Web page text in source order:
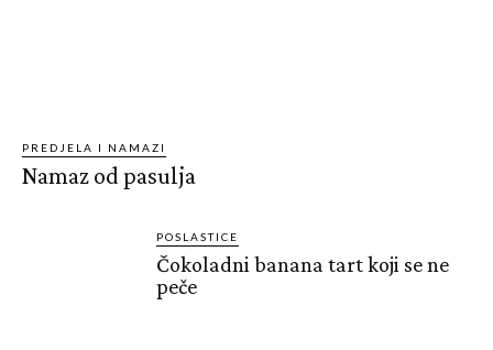
PREDJELA I NAMAZI
Namaz od pasulja
POSLASTICE
Čokoladni banana tart koji se ne
peče